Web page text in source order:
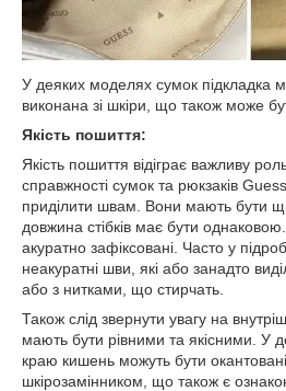
У деяких моделях сумок підкладка
виконана зі шкіри, що також може
Якість пошиття:
Якість пошиття відіграє важливу
справжності сумок та рюкзаків
приділити швам. Вони мають бути
довжина стібків має бути
акуратно зафіксовані. Часто у
неакуратні шви, які або занадто
або з нитками, що стирчать.
Також слід звернути увагу на
мають бути рівними та якісними. У
краю кишень можуть бути
шкірозамінником, що також є